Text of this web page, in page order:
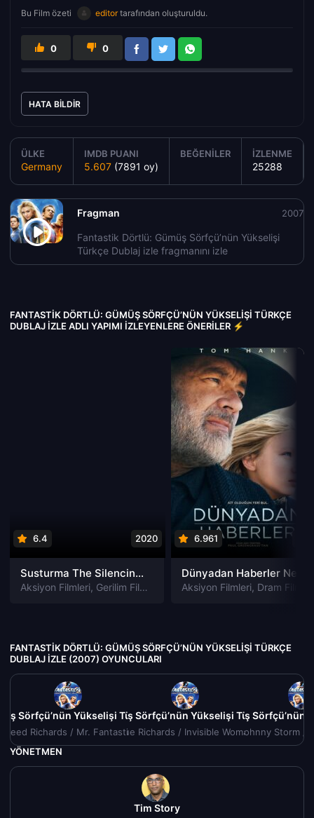
Bu Film özeti editortarafından oluşturuldu.
0 0
HATA BILDIR
ÜLKE
Germany
IMDB PUANI
5.607 (7891 oy)
BEĞENILER İZLENME
25288
Fragman
Fantastik Dörtlü: Gümüş Sörfçü’nün Yükselişi
Türkçe Dublaj izle fragmanını izle
2007
FANTASTIK DÖRTLÜ: GÜMÜŞ SÖRFÇÜ’NÜN YÜKSELIŞI TÜRKÇE
DUBLAJ IZLE ADLI YAPIMI İZLEYENLERE ÖNERILER ⚡
6.4 2020
Susturma The Silencing izle
Aksiyon Filmleri, Gerilim Filmleri Gizem Filmleri,Suç Filmleri
6.961
Aksiyon Filmleri, Dram Filmleri
FANTASTIK DÖRTLÜ: GÜMÜŞ SÖRFÇÜ’NÜN YÜKSELIŞI TÜRKÇE
DUBLAJ IZLE (2007) OYUNCULARI
Sörfçü’nün Yükselişi Türkçe Dublaj izle (2007)
Reed Richards / Mr. Fantastic
Fantastik Dörtlü: Gümüş Sörfçü’nün Yükselişi Türkçe Dublaj
Sue Richards / Invisible Woman
Fantastik Dörtlü: Gümüş Sörfçü’nün
Johnny Storm /
Fantastik
YÖNETMEN
Tim Story